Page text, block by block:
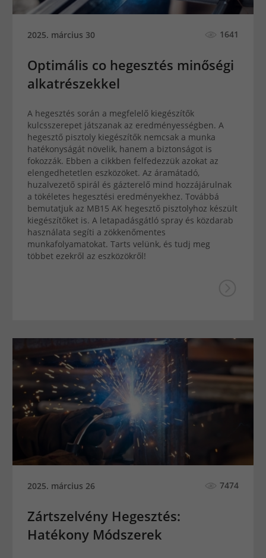
2025. március 30 1641
Optimális co hegesztés minőségi
alkatrészekkel
A hegesztés során a megfelelő kiegészítők
kulcsszerepet játszanak az eredményességben. A
hegesztő pisztoly kiegészítők nemcsak a munka
hatékonyságát növelik, hanem a biztonságot is
fokozzák. Ebben a cikkben felfedezzük azokat az
elengedhetetlen eszközöket. Az áramátadó,
huzalvezető spirál és gázterelő mind hozzájárulnak
a tökéletes hegesztési eredményekhez. Továbbá
bemutatjuk az MB15 AK hegesztő pisztolyhoz készült
kiegészítőket is. A letapadásgátló spray és közdarab
használata segíti a zökkenőmentes
munkafolyamatokat. Tarts velünk, és tudj meg
többet ezekről az eszközökről!
2025. március 26 7474
Zártszelvény Hegesztés:
Hatékony Módszerek